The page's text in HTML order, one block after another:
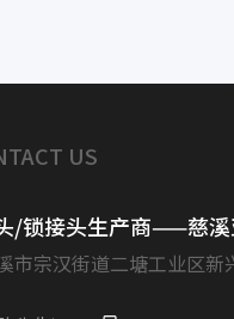
US
/锁接头生产商——慈
市宗汉街道二塘工业区新